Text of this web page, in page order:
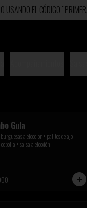
USANDO EL CÓDIGO
Gula
a elección + palitos de ajo +
cebolla + salsa a elección